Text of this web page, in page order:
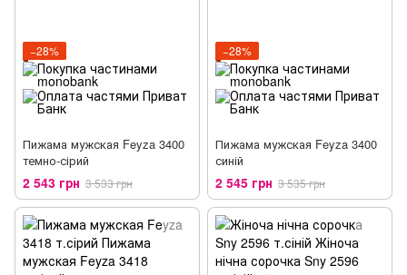
−28%
Пижама мужская Feyza 3400
темно-сірий
2 543 грн 3 533 грн
−28%
Пижама мужская Feyza 3400
синій
2 545 грн 3 535 грн